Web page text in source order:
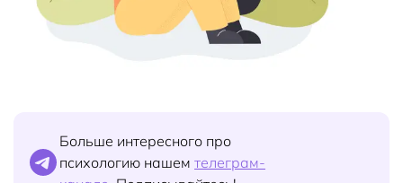
Больше интересного про
психологию нашем телеграм-